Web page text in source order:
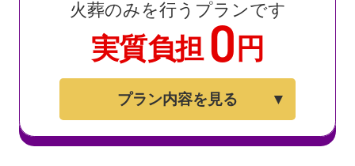
火葬のみを行うプランです
実質負担0 円
プラン内容を見る